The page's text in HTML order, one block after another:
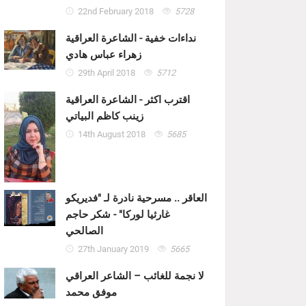
22nd February 2018 5728
نداءات خفية - الشاعرة العراقية
زهراء عباس هادي
29th April 2018 5712
اقترب اكثر - الشاعرة العراقية
زينب كاظم البياتي
14th August 2018 5685
العاقر .. مسرحية نادرة لـ "فديريكو
غارثيا لوركا" - شكر حاجم
الصالحي
27th January 2019 5665
لا نجمة للغائب – الشاعر العراقي
موفق محمد